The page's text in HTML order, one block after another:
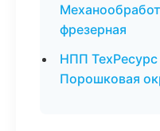
фрезерная
НПП
Порошковая